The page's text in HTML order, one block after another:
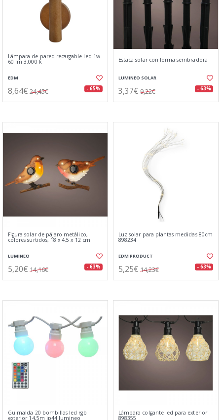
Lámpara de pared recargable led 1w
60 lm 3.000 k
EDM
8,64€ 24,45€ - 65%
Estaca solar con forma sembradora
LUMINEO SOLAR
3,37€ 9,22€ - 63%
Figura solar de pájaro metálico,
colores surtidos, 18 x 4,5 x 12 cm
LUMINEO
5,20€ 14,16€ - 63%
Luz solar para plantas medidas 80cm
898234
EDM PRODUCT
5,25€ 14,23€ - 63%
Guirnalda 20 bombillas led rgb
exterior 14,5m ip44 lumineo
Lámpara colgante led para exterior
898355